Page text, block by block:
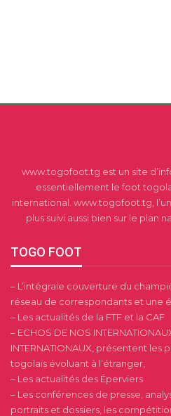
www.togofoot.tg est un site
essentiellement le foot
international. www.togofoot.tg,
plus suivi aussi bien sur le plan
TOGO FOOT
– L’intégrale couverture du
réseau de correspondants et une
– Les actualités de la FTF et la CAF
– ECHOS DE NOS
INTERNATIONAUX, présentent les
togolais évoluant à l’étranger,
– Les actualités des Éperviers
– Les conférences de presse,
portraits et dossiers, les